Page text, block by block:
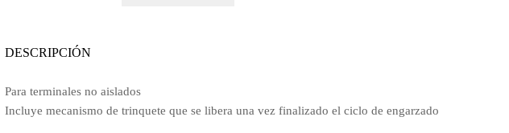
DESCRIPCIÓN
Para terminales no aislados
Incluye mecanismo de trinquete que se libera una vez finalizado el ciclo de engarzado